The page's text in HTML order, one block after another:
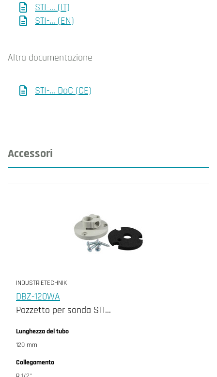
STI-... (IT)
STI-... (EN)
Altra documentazione
STI-... DoC (CE)
Accessori
INDUSTRIETECHNIK
DBZ-120WA
Pozzetto per sonda STI…
Lunghezza del tubo
120 mm
Collegamento